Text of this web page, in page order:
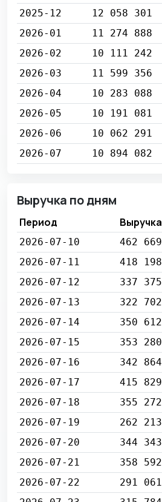
2025-12
12 058 301
2026-01
11 274 888
2026-02
10 111 242
2026-03
11 599 356
2026-04
10 283 088
2026-05
10 191 081
2026-06
10 062 291
2026-07
10 894 082
Выручка по дням
Период Выручка
2026-07-10 462 669
2026-07-11
418 198
2026-07-12
337 375
2026-07-13
322 702
2026-07-14
350 612
2026-07-15
353 280
2026-07-16
342 864
2026-07-17
415 829
2026-07-18
355 272
2026-07-19
262 213
2026-07-20
344 343
2026-07-21
358 592
2026-07-22
291 061